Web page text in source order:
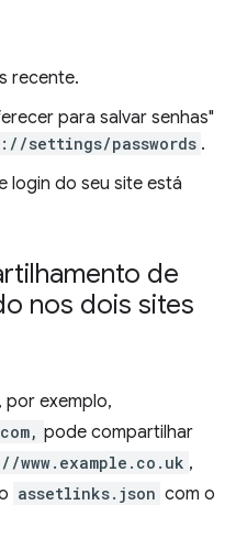
recente.
para salvar senhas"
settings/passwords .
login do seu site está
de
nos dois sites
por exemplo,
pode compartilhar
www.example.co.uk ,
assetlinks.json com o